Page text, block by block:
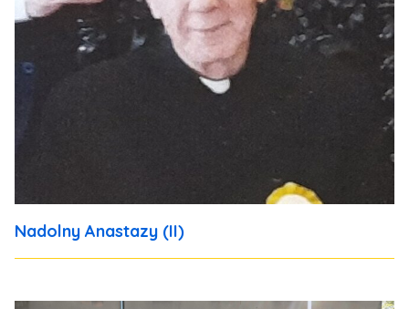
Nadolny Anastazy (II)